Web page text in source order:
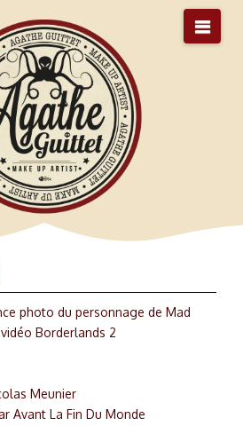
photo du personnage de Mad
Borderlands 2
Meunier
Avant La Fin Du Monde